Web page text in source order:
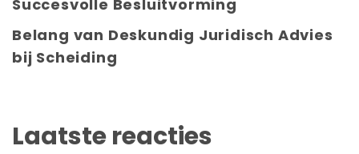
Succesvolle Besluitvorming
Belang van Deskundig Juridisch Advies
bij Scheiding
Laatste reacties